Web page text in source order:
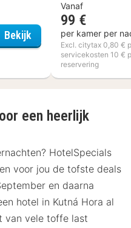
Bekijk Mercure Nancy
Vanaf
99 €
per kamer per
Excl. citytax 0,80 €
servicekosten 10 €
reservering
een heerlijk
HotelSpecials
voor jou de tofste deals
en daarna
hotel in Kutná Hora al
van vele toffe last